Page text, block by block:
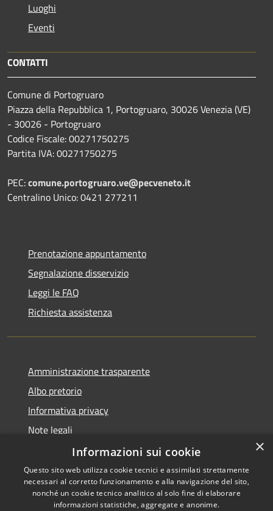
Luoghi
Eventi
CONTATTI
Comune di Portogruaro
Piazza della Repubblica 1, Portogruaro, 30026 Venezia (VE)
- 30026 - Portogruaro
Codice Fiscale: 00271750275
Partita IVA: 00271750275
PEC:comune.portogruaro.ve@pecveneto.it
Centralino Unico: 0421 277211
Prenotazione appuntamento
Segnalazione disservizio
Leggi le FAQ
Richiesta assistenza
Amministrazione trasparente
Albo pretorio
Informativa privacy
Note legali
Dichiarazione di accessibilità
×
Informazioni sui cookie
Questo sito web utilizza cookie tecnici e assimilati strettamente
necessari al corretto funzionamento e alla navigazione del sito,
nonché un cookie tecnico analitico al solo fine di elaborare
informazioni statistiche, aggregate e anonime.